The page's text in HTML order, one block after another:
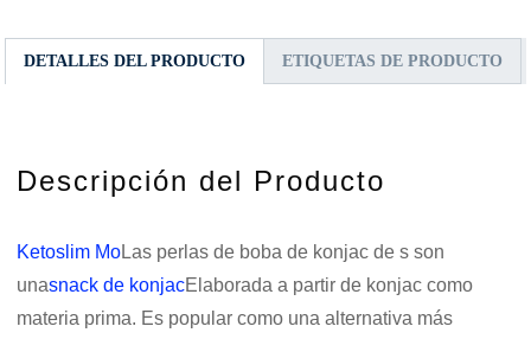
DETALLES DEL PRODUCTO ETIQUETAS DE PRODUCTO
Descripción del Producto
Ketoslim MoLas perlas de boba de konjac de s son
unasnack de konjacElaborada a partir de konjac como
materia prima. Es popular como una alternativa más